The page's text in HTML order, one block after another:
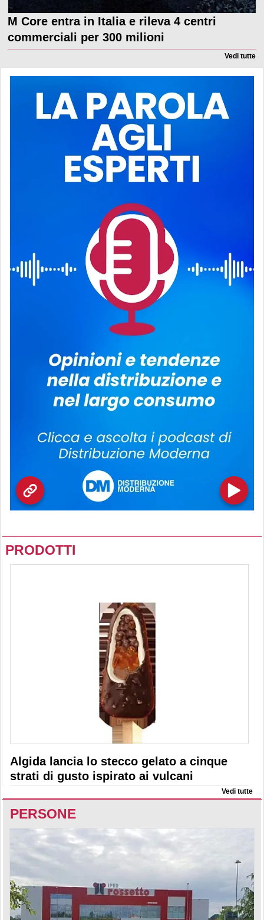
M Core entra in Italia e rileva 4 centri
commerciali per 300 milioni
Vedi tutte
PRODOTTI
Algida lancia lo stecco gelato a cinque
strati di gusto ispirato ai vulcani
Vedi tutte
PERSONE